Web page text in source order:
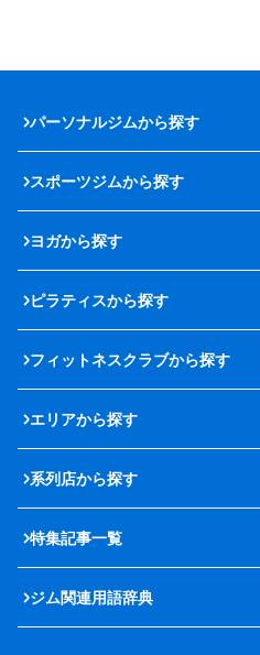
パーソナルジムから探す
スポーツジムから探す
ヨガから探す
ピラティスから探す
フィットネスクラブから探す
エリアから探す
系列店から探す
特集記事一覧
ジム関連用語辞典